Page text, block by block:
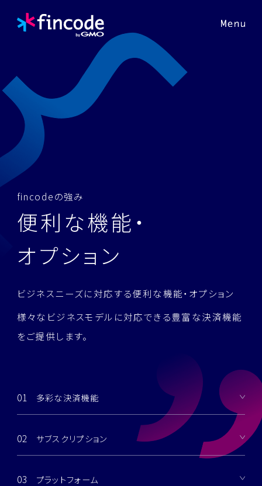
fincodeの強み
便利な機能・
オプショ ン
ビジネスニーズに対応する便利な機能・オプション
様々なビジネスモデルに対応できる豊富な決済機能
をご提供します。
01 多彩な決済機能
02 サブスクリプション
03 プラットフォーム